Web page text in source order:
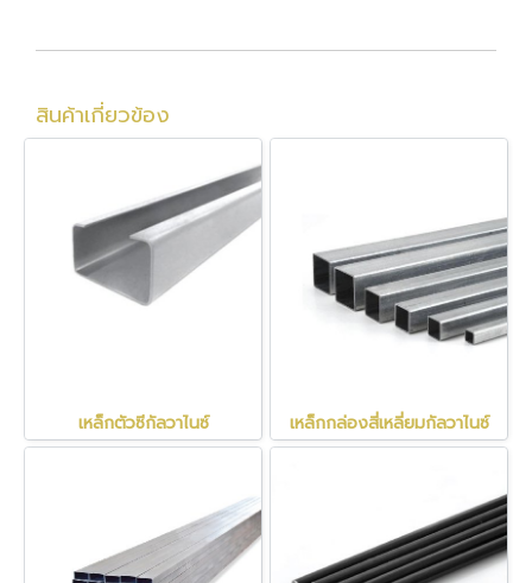
สินค้าเกี่ยวข้อง
เหล็กตัวซีกัลวาไนซ์ เหล็กกล่องสี่เหลี่ยมกัลวาไนซ์